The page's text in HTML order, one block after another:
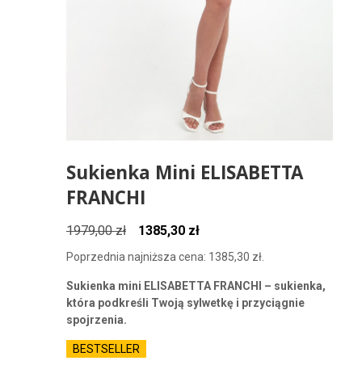
Sukienka Mini ELISABETTA
FRANCHI
1979,00zł
Pierwotna
cena
1979,00 zł.
1385,30 złAktualna
cena
1385,30 zł.
Poprzednia najniższa cena: 1385,30 zł.
Sukienka mini ELISABETTA FRANCHI – sukienka,
która podkreśli Twoją sylwetkę i przyciągnie
spojrzenia.
BESTSELLER